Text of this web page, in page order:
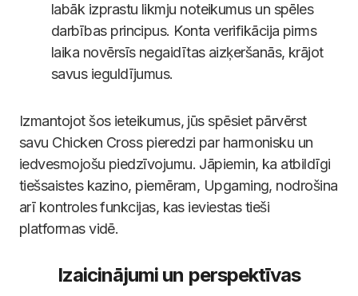
labāk izprastu likmju noteikumus un spēles
darbības principus. Konta verifikācija pirms
laika novērsīs negaidītas aizķeršanās, krājot
savus ieguldījumus.
Izmantojot šos ieteikumus, jūs spēsiet pārvērst
savu Chicken Cross pieredzi par harmonisku un
iedvesmojošu piedzīvojumu. Jāpiemin, ka atbildīgi
tiešsaistes kazino, piemēram, Upgaming, nodrošina
arī kontroles funkcijas, kas ieviestas tieši
platformas vidē.
Izaicinājumi un perspektīvas